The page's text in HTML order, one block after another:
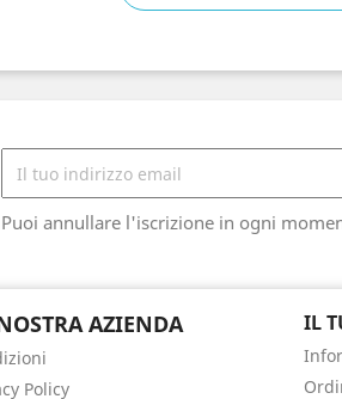
Puoi annullare l'iscrizione in ogni
AZIENDA
Policy
IL